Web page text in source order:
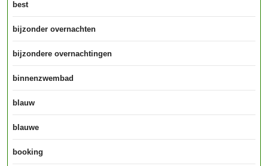
best
bijzonder overnachten
bijzondere overnachtingen
binnenzwembad
blauw
blauwe
booking